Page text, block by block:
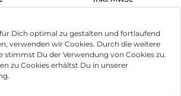
Dich optimal zu gestalten und fortlaufend
verwenden wir Cookies. Durch die weitere
stimmst Du der Verwendung von Cookies zu.
zu Cookies erhältst Du in unserer
EE
€
Apple iPad Pro 13″
(2025) Wi-Fi 1 TB
Standardglas
Space Schwarz
2.396,90€